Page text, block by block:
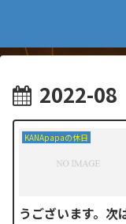
2022-08
KANApapaの休日
うございます。次